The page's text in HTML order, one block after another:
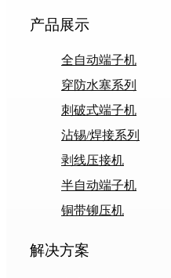
产品展示
全自动端子机
穿防水塞系列
刺破式端子机
沾锡/焊接系列
剥线压接机
半自动端子机
铜带铆压机
解决方案